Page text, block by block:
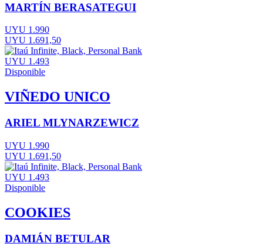
MARTÍN BERASATEGUI
UYU 1.990
UYU 1.691,50
UYU 1.493
Disponible
VIÑEDO UNICO
ARIEL MLYNARZEWICZ
UYU 1.990
UYU 1.691,50
UYU 1.493
Disponible
COOKIES
DAMIÁN BETULAR